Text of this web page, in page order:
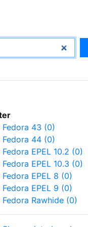
Fedora 43 (0)
Fedora 44 (0)
Fedora EPEL 10.2 (0)
Fedora EPEL 10.3 (0)
Fedora EPEL 8 (0)
Fedora EPEL 9 (0)
Fedora Rawhide (0)